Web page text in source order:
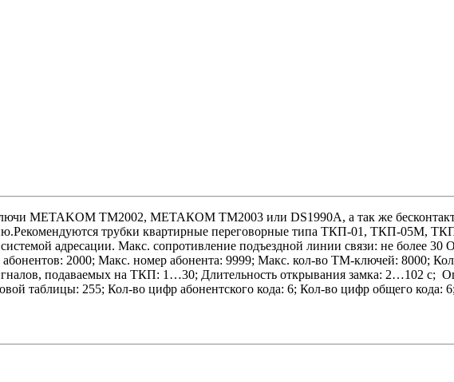
METAKOM TM2002, МЕТАКОМ TM2003 или DS1990A, а так же
трубки квартирные переговорные типа ТКП-01, ТКП-
адресации. Макс. сопротивление подъездной линии связи: не более
2000; Макс. номер абонента: 9999; Макс. кол-во ТМ-ключей: 8000;
подаваемых на ТКП: 1…30; Длительность открывания замка: 2…102 с;
таблицы: 255; Кол-во цифр абонентского кода: 6; Кол-во цифр общего кода: